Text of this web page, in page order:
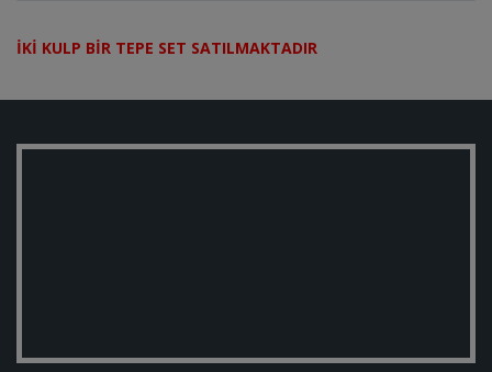
İKİ KULP BİR TEPE SET SATILMAKTADIR